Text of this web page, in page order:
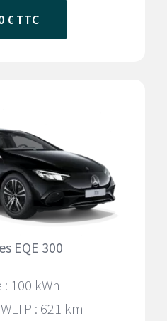
€ TTC
EQE 300
100 kWh
: 621 km